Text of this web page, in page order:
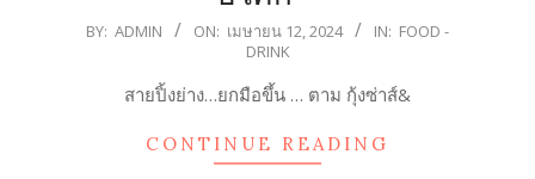
2024-
BY: ADMIN ON: เมษายน 12, 2024 IN: FOOD -
DRINK
สายปิ้งย่าง…ยกมือขึ้น … ตาม กุ้งซ่าส์&
CONTINUE READING